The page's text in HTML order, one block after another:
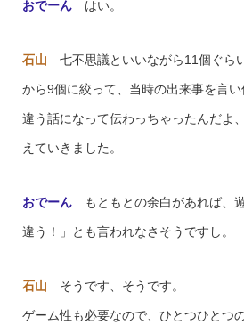
おでーんはい。
石山 七不思議といいながら11個ぐら
から9個に絞って、当時の出来事を言
違う話になって伝わっちゃったんだよ
えていきました。
おでーんもともとの余白があれば、
違う！」とも言われなさそうですし。
石山 そうです、そうです。
ゲーム性も必要なので、ひとつひとつ